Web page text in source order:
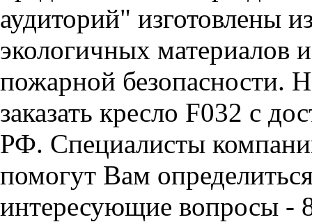
аудиторий" изготовлены
экологичных материалов
пожарной безопасности.
заказать кресло F032 с
РФ. Специалисты
помогут Вам
интересующие вопросы -